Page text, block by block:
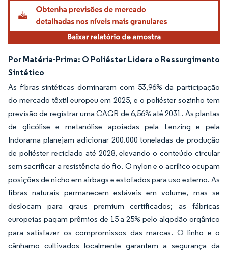
Por Matéria-Prima: O Poliéster Lidera o Ressurgimento
Sintético
As fibras sintéticas dominaram com 53,96% da participação
do mercado têxtil europeu em 2025, e o poliéster sozinho tem
previsão de registrar uma CAGR de 6,56% até 2031. As plantas
de glicólise e metanólise apoiadas pela Lenzing e pela
Indorama planejam adicionar 200.000 toneladas de produção
de poliéster reciclado até 2028, elevando o conteúdo circular
sem sacrificar a resistência do fio. O nylon e o acrílico ocupam
posições de nicho em airbags e estofados para uso externo. As
fibras naturais permanecem estáveis em volume, mas se
deslocam para graus premium certificados; as fábricas
europeias pagam prêmios de 15 a 25% pelo algodão orgânico
para satisfazer os compromissos das marcas. O linho e o
cânhamo cultivados localmente garantem a segurança da